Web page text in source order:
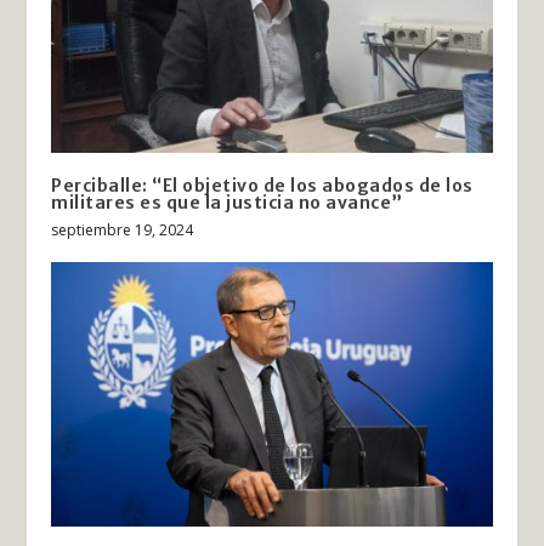
Perciballe: “El objetivo de los abogados de los
militares es que la justicia no avance”
septiembre 19, 2024